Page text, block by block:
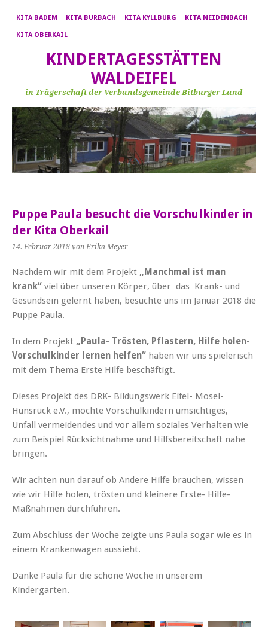
KITA BADEM KITA BURBACH KITA KYLLBURG KITA NEIDENBACH
KITA OBERKAIL
KINDERTAGESSTÄTTEN
WALDEIFEL
in Trägerschaft der Verbandsgemeinde Bitburger Land
Puppe Paula besucht die Vorschulkinder in
der Kita Oberkail
14. Februar 2018 von Erika Meyer
Nachdem wir mit dem Projekt „Manchmal ist man
krank“ viel über unseren Körper, über das Krank- und
Gesundsein gelernt haben, besuchte uns im Januar 2018 die
Puppe Paula.
In dem Projekt „Paula- Trösten, Pflastern, Hilfe holen-
Vorschulkinder lernen helfen“ haben wir uns spielerisch
mit dem Thema Erste Hilfe beschäftigt.
Dieses Projekt des DRK- Bildungswerk Eifel- Mosel-
Hunsrück e.V., möchte Vorschulkindern umsichtiges,
Unfall vermeidendes und vor allem soziales Verhalten wie
zum Beispiel Rücksichtnahme und Hilfsbereitschaft nahe
bringen.
Wir achten nun darauf ob Andere Hilfe brauchen, wissen
wie wir Hilfe holen, trösten und kleinere Erste- Hilfe-
Maßnahmen durchführen.
Zum Abschluss der Woche zeigte uns Paula sogar wie es in
einem Krankenwagen aussieht.
Danke Paula für die schöne Woche in unserem
Kindergarten.